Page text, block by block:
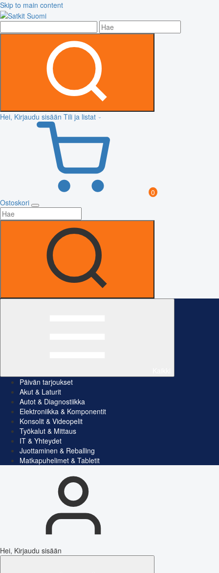
Skip to main content
Hei, Kirjaudu sisään Tili ja listat
0
Ostoskori
Päivän tarjoukset
Akut & Laturit
Autot & Diagnostiikka
Elektroniikka & Komponentit
Konsolit & Videopelit
Työkalut & Mittaus
IT & Yhteydet
Juottaminen & Reballing
Matkapuhelimet & Tabletit
Hei, Kirjaudu sisään